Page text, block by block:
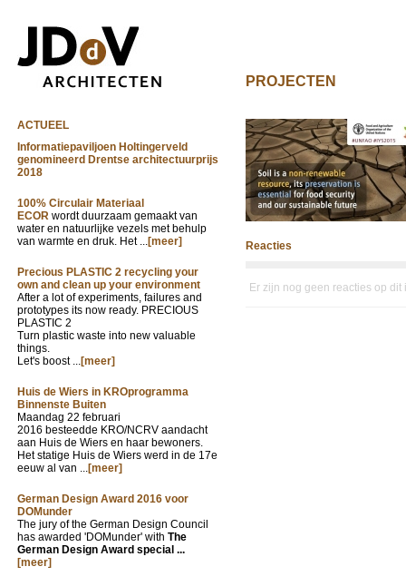
PROJECTEN
ACTUEEL
Informatiepaviljoen Holtingerveld
genomineerd Drentse architectuurprijs
2018
100% Circulair Materiaal
ECOR wordt duurzaam gemaakt van
water en natuurlijke vezels met behulp
van warmte en druk. Het ...[meer]
Precious PLASTIC 2 recycling your
own and clean up your environment
After a lot of experiments, failures and
prototypes its now ready. PRECIOUS
PLASTIC 2
Turn plastic waste into new valuable
things.
Let's boost ...[meer]
Huis de Wiers in KROprogramma
Binnenste Buiten
Maandag 22 februari
2016 besteedde KRO/NCRV aandacht
aan Huis de Wiers en haar bewoners.
Het statige Huis de Wiers werd in de 17e
eeuw al van ...[meer]
German Design Award 2016 voor
DOMunder
The jury of the German Design Council
has awarded 'DOMunder' with The
German Design Award special ...
[meer]
Reacties
Er zijn nog geen reacties op dit